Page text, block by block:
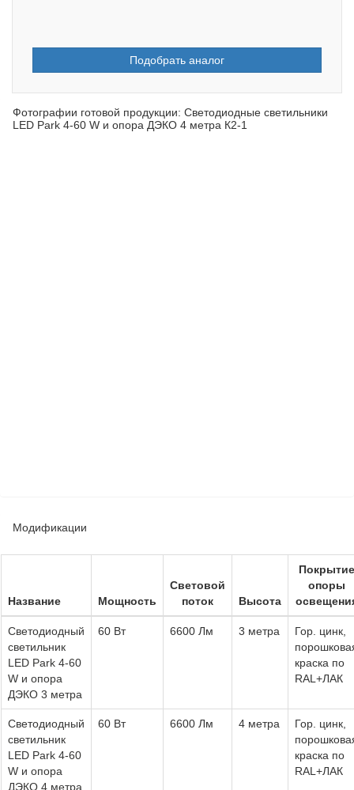
Подобрать аналог
Фотографии готовой продукции: Светодиодные светильники
LED Park 4-60 W и опора ДЭКО 4 метра К2-1
Модификации
Название Мощность
Световой
поток
Высота
Покрытие
опоры
Светодиодный
светильник
LED Park 4-60
W и опора
ДЭКО 3 метра
60 Вт 6600 Лм 3 метра
Гор. цинк,
краска по
RAL+ЛАК
Светодиодный
светильник
LED Park 4-60
W и опора
ДЭКО 4 метра
60 Вт 6600 Лм 4 метра
Гор. цинк,
краска по
RAL+ЛАК